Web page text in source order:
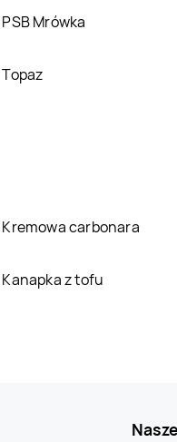
PSB Mrówka
Topaz
Kremowa carbonara
Kanapka z tofu